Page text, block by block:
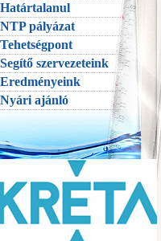
Határtalanul
NTP pályázat
Tehetségpont
Segítő szervezeteink
Eredményeink
Nyári ajánló